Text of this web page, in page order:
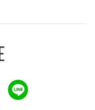
ターでシェアする
ージをフェイスブックでシ
このページをラインで